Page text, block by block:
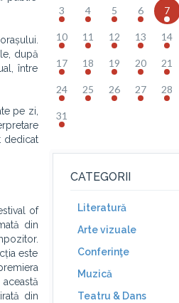
după
între
pe zi,
dedicat
of
din
este
din
3 4 5 6 7
10 11 12 13 14
17 18 19 20 21
24 25 26 27 28
31
CATEGORII
Literatură
Arte vizuale
Conferinţe
Muzică
Teatru & Dans